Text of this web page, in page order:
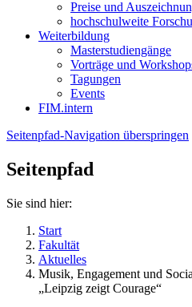
Preise und
hochschulweite
Weiterbildung
Masterstudiengänge
Vorträge und
Tagungen
Events
FIM.intern
Seitenpfad-Navigation überspringen
Seitenpfad
Sie sind hier:
Start
Fakultät
Aktuelles
Musik, Engagement und
„Leipzig zeigt Courage“